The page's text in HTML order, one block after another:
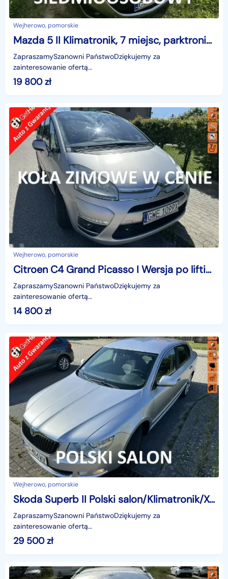
Wejherowo, pomorskie
Mazda 5 II Klimatronik, 7 miejsc, parktronik, kamera, isofix, hak, zarej.
ZapraszamySzanowni PaństwoDziękujemy za
zainteresowanie ofertą
AutazEuropejskichSalonow.pl.czynne:pn-pt 9-18.sob 10-15.
Parkuje w Wejherowo,ul. Orzeszkowej 10,
19 800zł
Wejherowo, pomorskie
Citroen C4 Grand Picasso I Wersja po liftingu/7 osobowy/Czujniki/ESP/Klimatronik/Drugie koła
ZapraszamySzanowni PaństwoDziękujemy za
zainteresowanie ofertą
AutazEuropejskichSalonow.pl.czynne:pn-pt 9-18.sob 10-15.
14 800zł
Wejherowo, pomorskie
Skoda Superb II Polski salon/Klimatronik/Xenony/Mocny silnik 170KM/Podg. fotele
ZapraszamySzanowni PaństwoDziękujemy za
zainteresowanie ofertą
AutazEuropejskichSalonow.pl.czynne:pn-pt 9-18.sob 10-15.
Parkuje w Wejherowo,ul. Orzeszkowej 10,
29 500zł